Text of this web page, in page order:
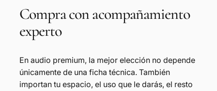
Compraconacompañamiento
experto
En audio premium, la mejor elección no depende
únicamente de una ficha técnica. También
importan tu espacio, el uso que le darás, el resto